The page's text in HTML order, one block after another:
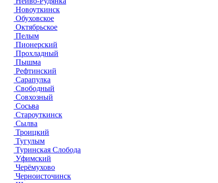
Новоуткинск
Обуховское
Октябрьское
Пелым
Пионерский
Прохладный
Пышма
Рефтинский
Сарапулка
Свободный
Совхозный
Сосьва
Староуткинск
Сылва
Троицкий
Тугулым
Туринская Слобода
Уфимский
Черёмухово
Черноисточинск